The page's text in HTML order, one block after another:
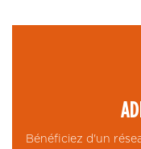
Bénéficiez d'un